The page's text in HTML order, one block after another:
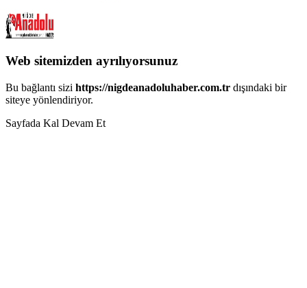
Web sitemizden ayrılıyorsunuz
Bu bağlantı sizi https://nigdeanadoluhaber.com.tr dışındaki bir
siteye yönlendiriyor.
Sayfada Kal Devam Et